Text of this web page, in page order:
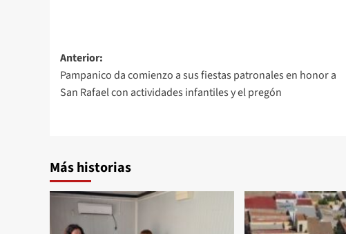
Navegación
de
entradas
Anterior:
Pampanico da comienzo a sus fiestas patronales en honor a
San Rafael con actividades infantiles y el pregón
Más historias